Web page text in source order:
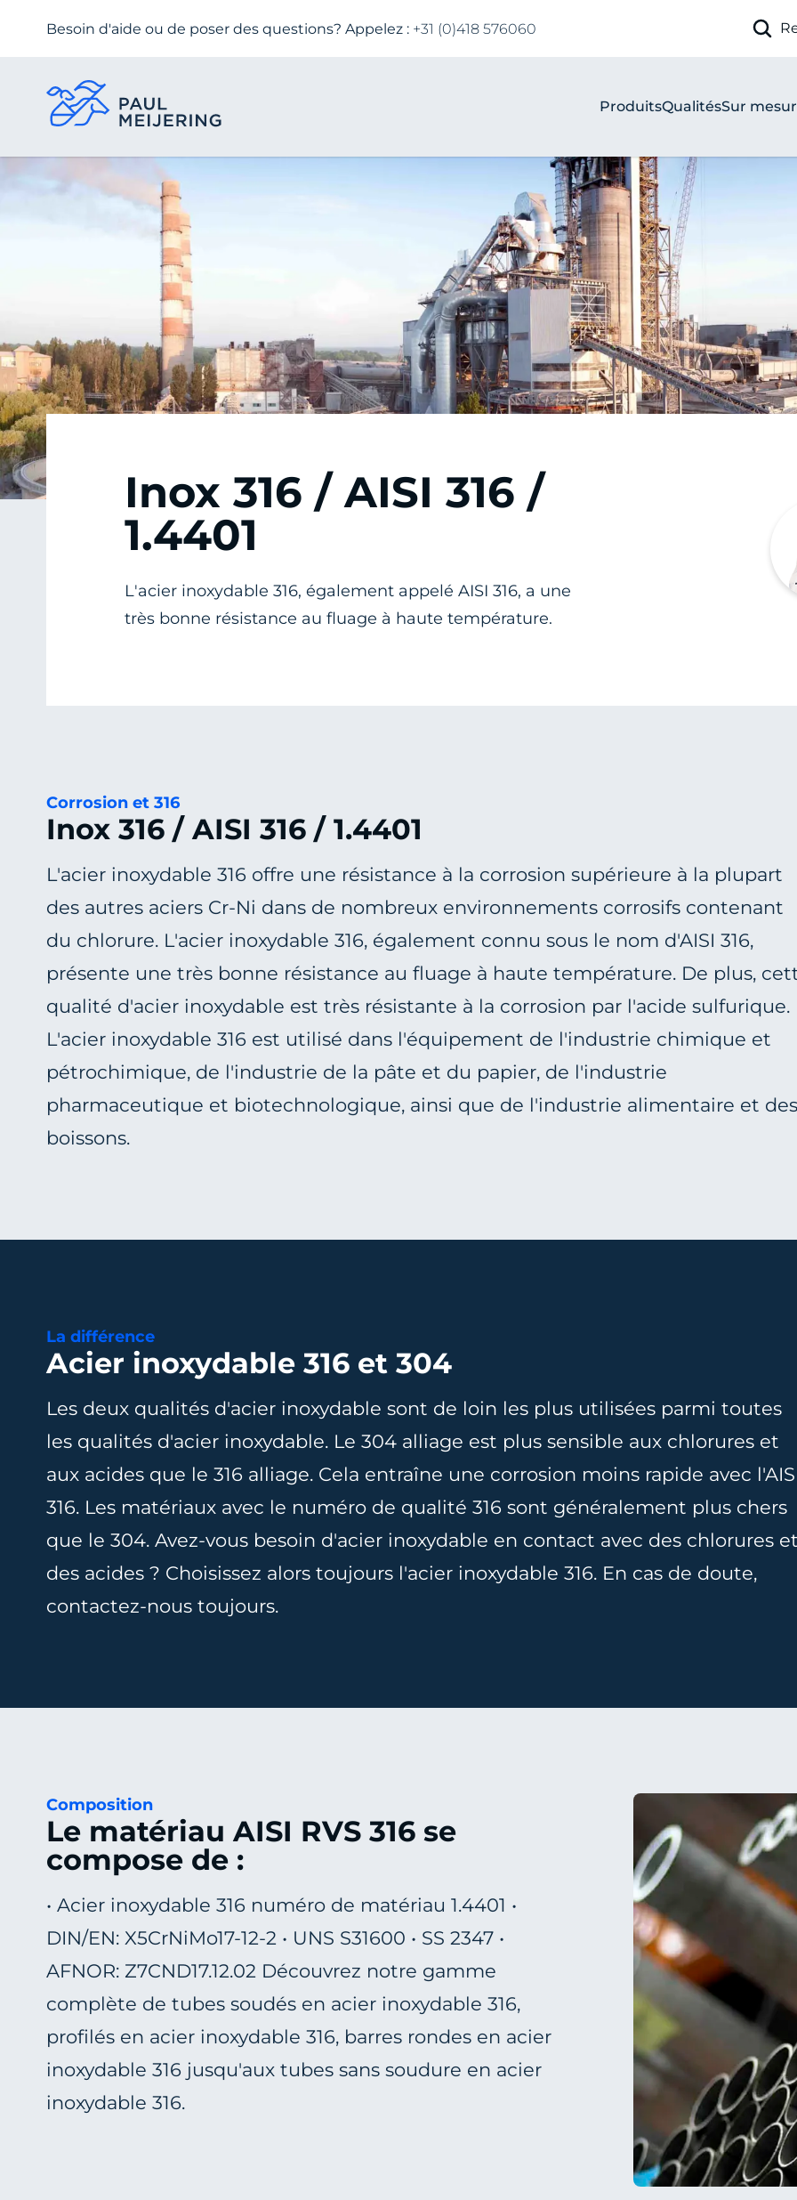
Besoin d'aide ou de poser des questions? Appelez : +31 (0)418 576060
ProduitsQualitésSur
Inox 316 / AISI 316 /
1.4401
L'acier inoxydable 316, également appelé AISI 316, a une
très bonne résistance au fluage à haute température.
Corrosion et 316
Inox 316 / AISI 316 / 1.4401
L'acier inoxydable 316 offre une résistance à la corrosion supérieure à la plupart
des autres aciers Cr-Ni dans de nombreux environnements corrosifs contenant
du chlorure. L'acier inoxydable 316, également connu sous le nom d'AISI 316,
présente une très bonne résistance au fluage à haute température. De plus,
qualité d'acier inoxydable est très résistante à la corrosion par l'acide sulfurique.
L'acier inoxydable 316 est utilisé dans l'équipement de l'industrie chimique et
pétrochimique, de l'industrie de la pâte et du papier, de l'industrie
pharmaceutique et biotechnologique, ainsi que de l'industrie alimentaire et des
boissons.
La différence
Acier inoxydable 316 et 304
Les deux qualités d'acier inoxydable sont de loin les plus utilisées parmi toutes
les qualités d'acier inoxydable. Le 304 alliage est plus sensible aux chlorures et
aux acides que le 316 alliage. Cela entraîne une corrosion moins rapide avec
316. Les matériaux avec le numéro de qualité 316 sont généralement plus chers
que le 304. Avez-vous besoin d'acier inoxydable en contact avec des chlorures
des acides ? Choisissez alors toujours l'acier inoxydable 316. En cas de doute,
contactez-nous toujours.
Composition
Le matériau AISI RVS 316 se
compose de :
• Acier inoxydable 316 numéro de matériau 1.4401 •
DIN/EN: X5CrNiMo17-12-2 • UNS S31600 • SS 2347 •
AFNOR: Z7CND17.12.02 Découvrez notre gamme
complète de tubes soudés en acier inoxydable 316,
profilés en acier inoxydable 316, barres rondes en acier
inoxydable 316 jusqu'aux tubes sans soudure en acier
inoxydable 316.